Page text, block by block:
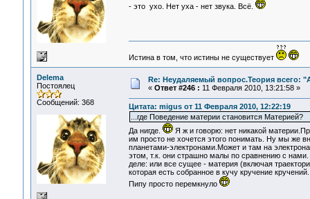
- это ухо. Нет уха - нет звука. Всё.
Истина в том, что истины не существует
Delema
Постоялец
Сообщений: 368
Re: Неудаляемый вопрос.Теория всего:
« Ответ #246 : 11 Февраля 2010, 13:21:58 »
Цитата: migus от 11 Февраля 2010, 12:22:19
...где Поведение материи становится Материей?
Да нигде.
Я ж и говорю: нет никакой
им просто не хочется этого понимать. Ну мы же
планетами-электронами.Может и там на
этом, т.к. они страшно малы по сравнению с
деле: или все сущее - материя (включая
которая есть собранное в кучу кручение
Пипу просто перемкнуло